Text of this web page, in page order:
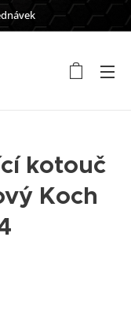
kotouč
Koch